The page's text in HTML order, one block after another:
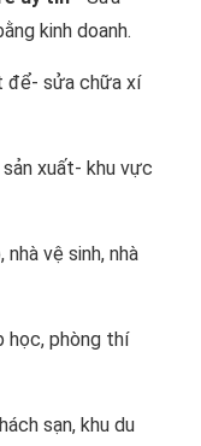
kinh doanh.
để- sửa chữa xí
xuất- khu vực
vệ sinh, nhà
học, phòng thí
sạn, khu du